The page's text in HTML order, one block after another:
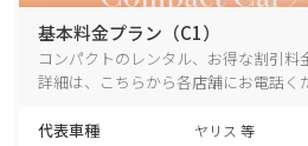
基本料金プラン（C1）
コンパクトのレンタル、お得な割引料
詳細は、こちらから各店舗にお電話く
代表車種 ヤリス 等